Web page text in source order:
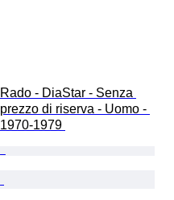
Rado - DiaStar - Senza
prezzo di riserva - Uomo -
1970-1979